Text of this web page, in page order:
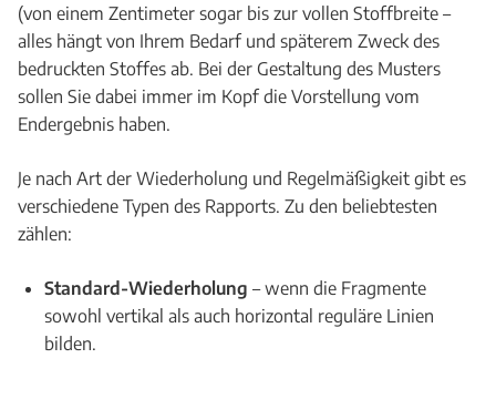
(von einem Zentimeter sogar bis zur vollen Stoffbreite –
alles hängt von Ihrem Bedarf und späterem Zweck des
bedruckten Stoffes ab. Bei der Gestaltung des Musters
sollen Sie dabei immer im Kopf die Vorstellung vom
Endergebnis haben.
Je nach Art der Wiederholung und Regelmäßigkeit gibt es
verschiedene Typen des Rapports. Zu den beliebtesten
zählen:
Standard-Wiederholung – wenn die Fragmente
sowohl vertikal als auch horizontal reguläre Linien
bilden.